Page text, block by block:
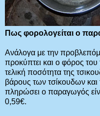
Πως φορολογείται ο
Ανάλογα με την
προκύπτει και ο φόρος του
τελική ποσότητα της
βάρους των τσίκουδων και
πληρώσει ο παραγωγός
0,59€.